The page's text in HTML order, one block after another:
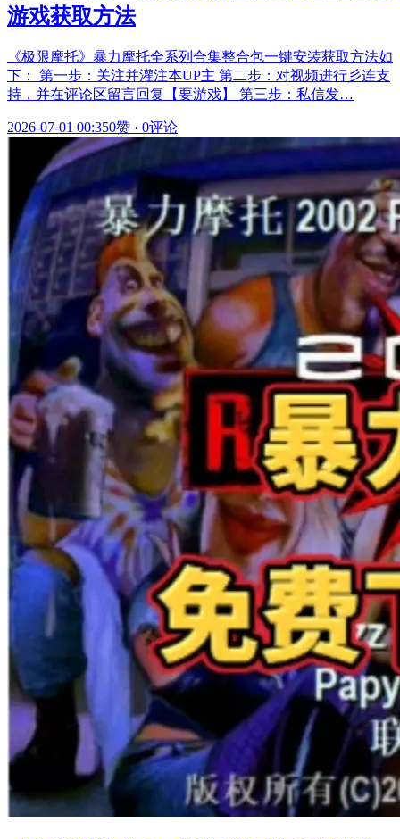
游戏获取方法
《极限摩托》暴力摩托全系列合集整合包一键安装获取方法如
下： 第一步：关注并灌注本UP主 第二步：对视频进行彡连支
持，并在评论区留言回复【要游戏】 第三步：私信发…
2026-07-01 00:350赞 · 0评论